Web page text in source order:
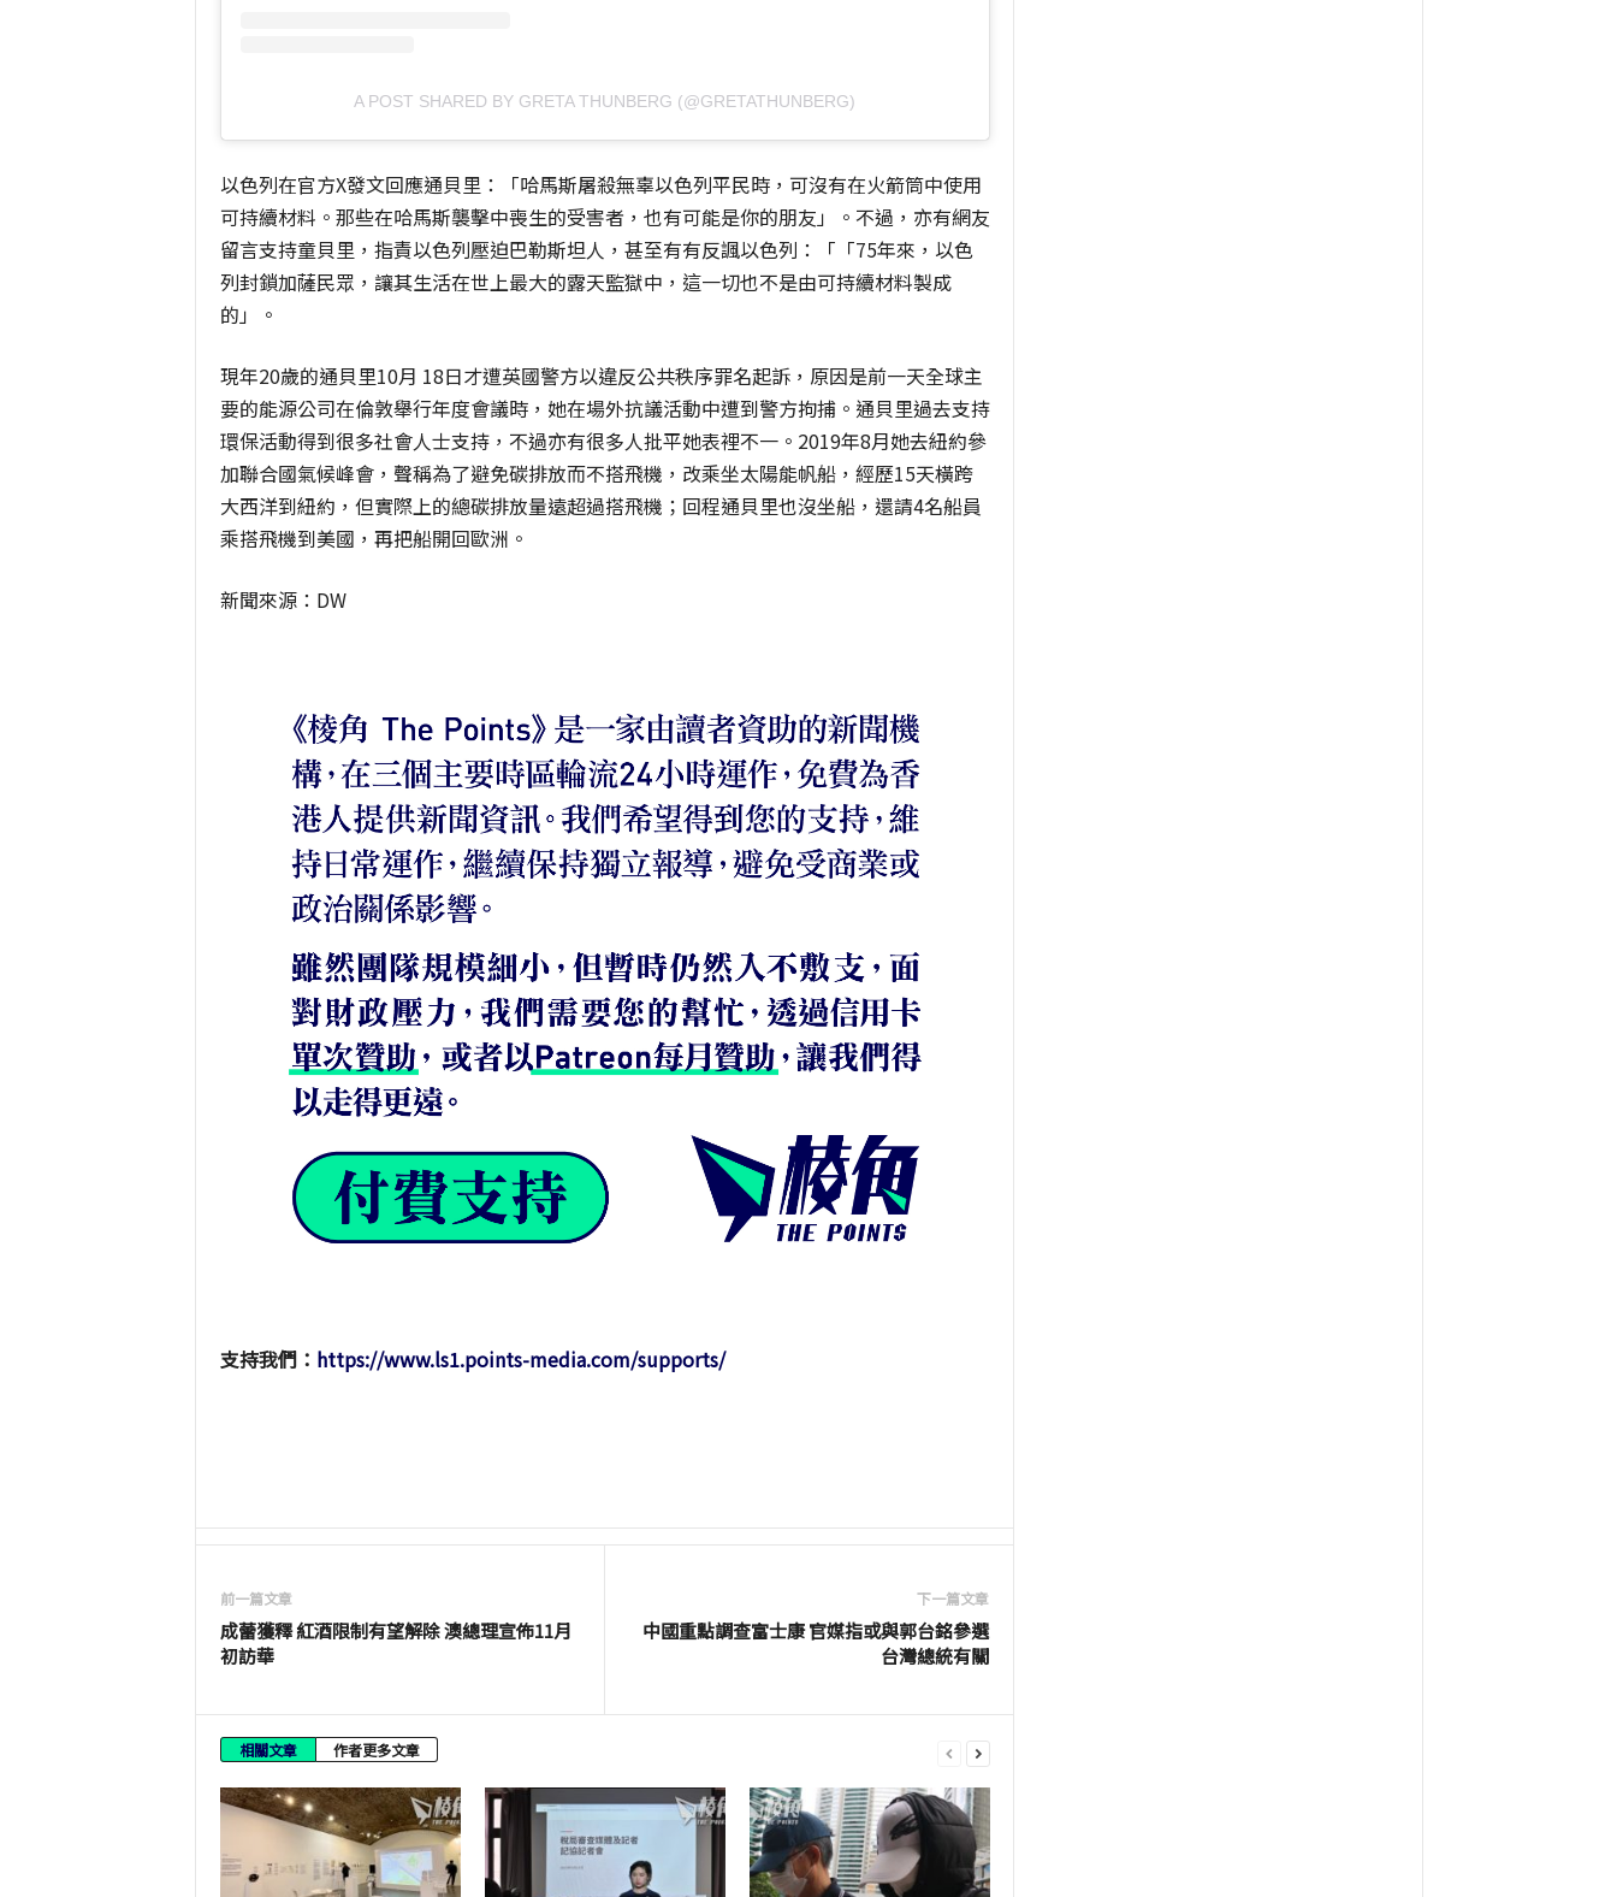
A POST SHARED BY GRETA THUNBERG (@GRETATHUNBERG)
以色列在官方X發文回應通貝里：「哈馬斯屠殺無辜以色列平民時，可沒有在火箭筒中使用
可持續材料。那些在哈馬斯襲擊中喪生的受害者，也有可能是你的朋友」。不過，亦有網友
留言支持童貝里，指責以色列壓迫巴勒斯坦人，甚至有有反諷以色列：「「75年來，以色
列封鎖加薩民眾，讓其生活在世上最大的露天監獄中，這一切也不是由可持續材料製成
的」。
現年20歲的通貝里10月 18日才遭英國警方以違反公共秩序罪名起訴，原因是前一天全球主
要的能源公司在倫敦舉行年度會議時，她在場外抗議活動中遭到警方拘捕。通貝里過去支持
環保活動得到很多社會人士支持，不過亦有很多人批平她表裡不一。2019年8月她去紐約參
加聯合國氣候峰會，聲稱為了避免碳排放而不搭飛機，改乘坐太陽能帆船，經歷15天橫跨
大西洋到紐約，但實際上的總碳排放量遠超過搭飛機；回程通貝里也沒坐船，還請4名船員
乘搭飛機到美國，再把船開回歐洲。
新聞來源：DW
支持我們： https://www.ls1.points-media.com/supports/
前一篇文章
成蕾獲釋 紅酒限制有望解除 澳總理宣佈11月
初訪華
下一篇文章
中國重點調查富士康 官媒指或與郭台銘參選
台灣總統有關
相關文章 作者更多文章